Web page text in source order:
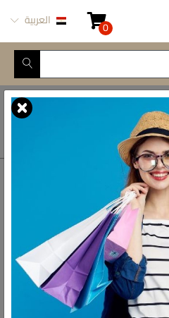
0 العربية
Closed for
أتصل بنا
أحصل على الاتجاهات
ش المدينة المنورة -
محور طه حسين, 69 طه
حسين النزهة الجديدة -
القاهرة
البريد الالكتروني
info@dollar-group.com